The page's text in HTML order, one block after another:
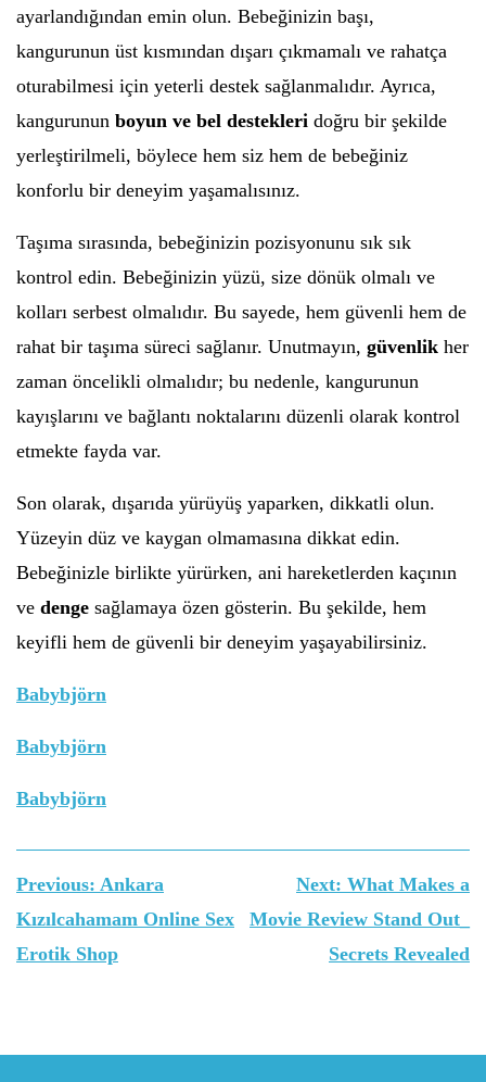
ayarlandığından emin olun. Bebeğinizin başı,
kangurunun üst kısmından dışarı çıkmamalı ve rahatça
oturabilmesi için yeterli destek sağlanmalıdır. Ayrıca,
kangurunun boyun ve bel destekleri doğru bir şekilde
yerleştirilmeli, böylece hem siz hem de bebeğiniz
konforlu bir deneyim yaşamalısınız.
Taşıma sırasında, bebeğinizin pozisyonunu sık sık
kontrol edin. Bebeğinizin yüzü, size dönük olmalı ve
kolları serbest olmalıdır. Bu sayede, hem güvenli hem de
rahat bir taşıma süreci sağlanır. Unutmayın, güvenlik her
zaman öncelikli olmalıdır; bu nedenle, kangurunun
kayışlarını ve bağlantı noktalarını düzenli olarak kontrol
etmekte fayda var.
Son olarak, dışarıda yürüyüş yaparken, dikkatli olun.
Yüzeyin düz ve kaygan olmamasına dikkat edin.
Bebeğinizle birlikte yürürken, ani hareketlerden kaçının
ve denge sağlamaya özen gösterin. Bu şekilde, hem
keyifli hem de güvenli bir deneyim yaşayabilirsiniz.
Babybjörn
Babybjörn
Babybjörn
Yazı
gezinmesi
Previous: Ankara
Kızılcahamam Online Sex
Erotik Shop
Next: What Makes a
Movie Review Stand Out_
Secrets Revealed